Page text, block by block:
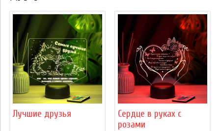
Лучшие друзья
Сердце в руках с
розами